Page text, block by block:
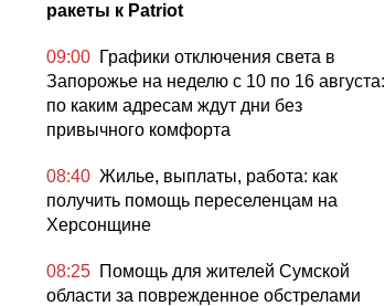
ракеты к Patriot
09:00 Графики отключения света в
Запорожье на неделю с 10 по 16 августа:
по каким адресам ждут дни без
привычного комфорта
08:40 Жилье, выплаты, работа: как
получить помощь переселенцам на
Херсонщине
08:25 Помощь для жителей Сумской
области за поврежденное обстрелами